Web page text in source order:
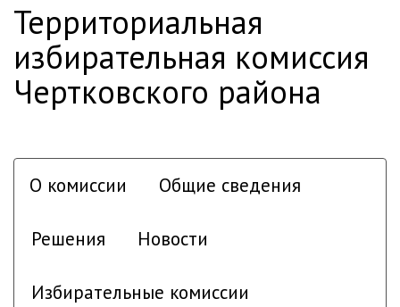
Территориальная
избирательная комиссия
Чертковского района
О комиссии Общие сведения
Решения Новости
Избирательные комиссии